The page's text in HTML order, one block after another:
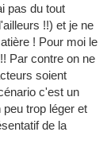
pas du tout
!!) et je ne
! Pour moi le
Par contre on ne
soient
c'est un
trop léger et
de la